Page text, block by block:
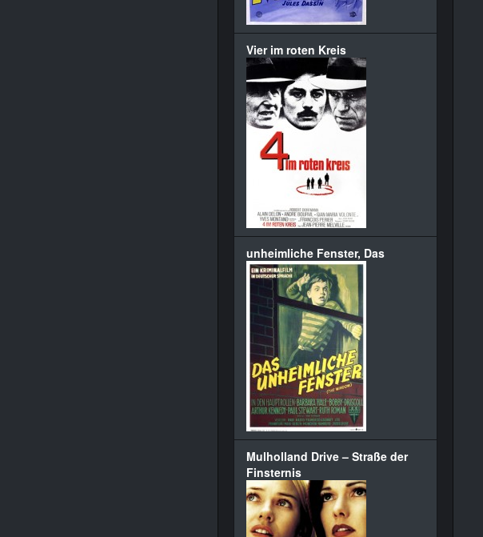
Vier im roten Kreis
unheimliche Fenster, Das
Mulholland Drive – Straße der
Finsternis